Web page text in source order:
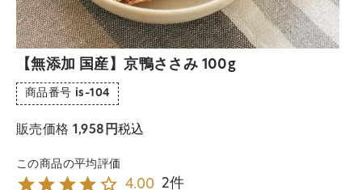
【無添加 国産】京鴨ささみ 100g
商品番号 is-104
販売価格 1,958 税込
4.00 2